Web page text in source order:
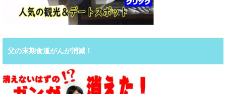
父の末期食道がんが消滅！